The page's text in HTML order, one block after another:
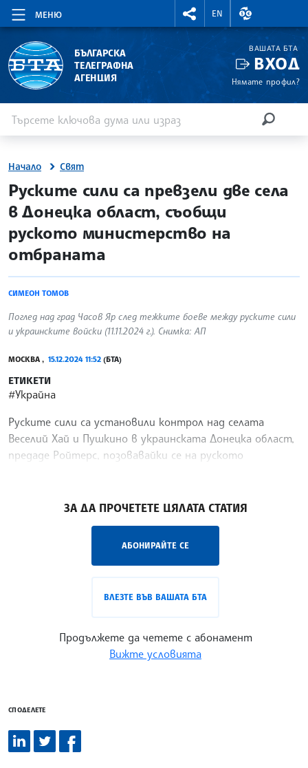
МЕНЮ
RIGHTMENU.SOCIAL
EN
ВАЛУТНИ
БЪЛГАРСКА
ТЕЛЕГРАФНА
АГЕНЦИЯ
ВАШАТА БТА
ВХОД
Нямате профил?
Начало Свят
site.bta
Руските сили са превзели две села
в Донецка област, съобщи
руското министерство на
отбраната
СИМЕОН ТОМОВ
Поглед над град Часов Яр след тежките боеве между руските сили
и украинските войски (11.11.2024 г.). Снимка: АП
МОСКВА , 15.12.2024 11:52 (БТА)
ЕТИКЕТИ
#Украйна
Руските сили са установили контрол над селата
Веселий Хай и Пушкино в украинската Донецка област,
предаде Ройтерс, позовавайки се на руското
ЗА ДА ПРОЧЕТЕТЕ ЦЯЛАТА СТАТИЯ
АБОНИРАЙТЕ СЕ
ВЛЕЗТЕ ВЪВ ВАШАТА БТА
Продължете да четете с абонамент
Вижте условията
СПОДЕЛЕТЕ